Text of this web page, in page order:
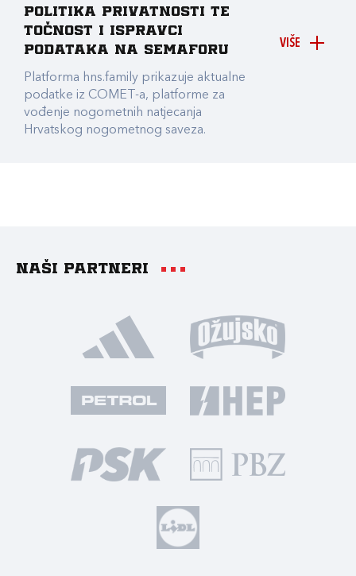
VIŠE
Politika privatnosti te
točnost i ispravci
podataka na Semaforu
Platforma hns.family prikazuje aktualne
podatke iz COMET-a, platforme za
vođenje nogometnih natjecanja
Hrvatskog nogometnog saveza.
Naši partneri